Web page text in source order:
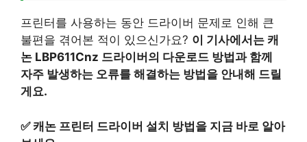
프린터를 사용하는 동안 드라이버 문제로 인해 큰
불편을 겪어본 적이 있으신가요? 이 기사에서는 캐
논 LBP611Cnz 드라이버의 다운로드 방법과 함께
자주 발생하는 오류를 해결하는 방법을 안내해 드릴
게요.
✅캐논 프린터 드라이버 설치 방법을 지금 바로 알아